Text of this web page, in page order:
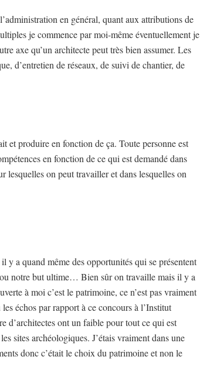
en général, quant aux attributions de
je commence par moi-même éventuellement je
axe qu’un architecte peut très bien assumer. Les
d’entretien de réseaux, de suivi de chantier, de
et produire en fonction de ça. Toute personne est
en fonction de ce qui est demandé dans
lesquelles on peut travailler et dans lesquelles on
a quand même des opportunités qui se présentent
notre but ultime… Bien sûr on travaille mais il y a
à moi c’est le patrimoine, ce n’est pas vraiment
échos par rapport à ce concours à l’Institut
d’architectes ont un faible pour tout ce qui est
sites archéologiques. J’étais vraiment dans une
donc c’était le choix du patrimoine et non le